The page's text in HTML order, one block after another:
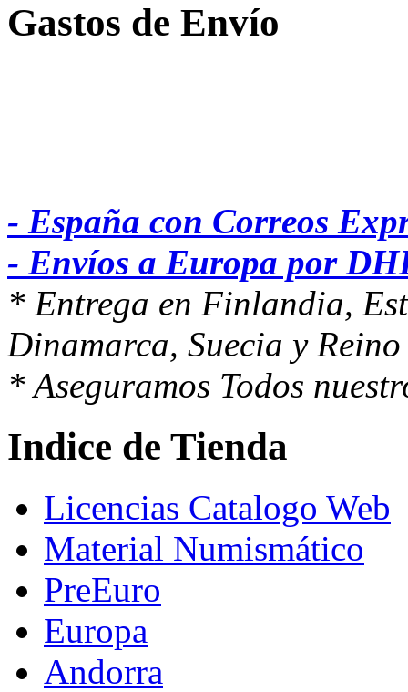
Gastos de Envío
- España con Correos
- Envíos a Europa por
* Entrega en Finlandia,
Dinamarca, Suecia y
* Aseguramos Todos
Indice de Tienda
Licencias Catalogo Web
Material Numismático
PreEuro
Europa
Andorra